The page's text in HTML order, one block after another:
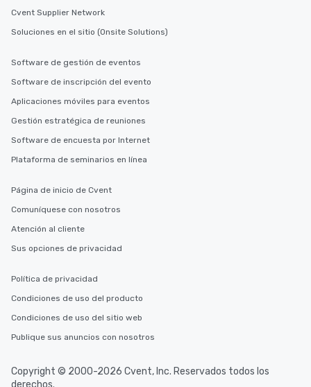
Cvent Supplier Network
Soluciones en el sitio (Onsite Solutions)
Software de gestión de eventos
Software de inscripción del evento
Aplicaciones móviles para eventos
Gestión estratégica de reuniones
Software de encuesta por Internet
Plataforma de seminarios en línea
Página de inicio de Cvent
Comuníquese con nosotros
Atención al cliente
Sus opciones de privacidad
Política de privacidad
Condiciones de uso del producto
Condiciones de uso del sitio web
Publique sus anuncios con nosotros
Copyright © 2000-2026 Cvent, Inc. Reservados todos los